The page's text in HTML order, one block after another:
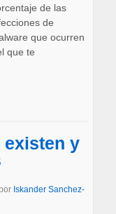
de las
de
que ocurren
que te
existen y
Iskander Sanchez-